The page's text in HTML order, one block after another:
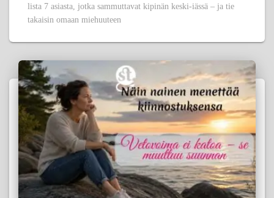
lista 7 asiasta, jotka sammuttavat kipinän keski-iässä – ja tie
takaisin omaan miehuuteen